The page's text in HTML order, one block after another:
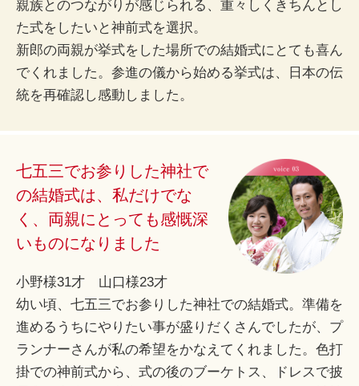
親族とのつながりが感じられる、重々しくきちんとし
た式をしたいと神前式を選択。
新郎の両親が挙式をした場所での結婚式にとても喜ん
でくれました。参進の儀から始める挙式は、日本の伝
統を再確認し感動しました。
七五三でお参りした神社で
の結婚式は、私だけでな
く、両親にとっても感慨深
いものになりました
小野様31才 山口様23才
幼い頃、七五三でお参りした神社での結婚式。準備を
進めるうちにやりたい事が盛りだくさんでしたが、プ
ランナーさんが私の希望をかなえてくれました。色打
掛での神前式から、式の後のブーケトス、ドレスで披